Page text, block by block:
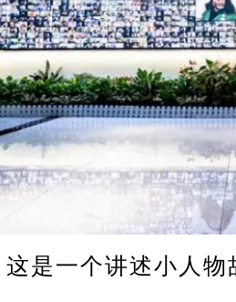
这是一个讲述小人物